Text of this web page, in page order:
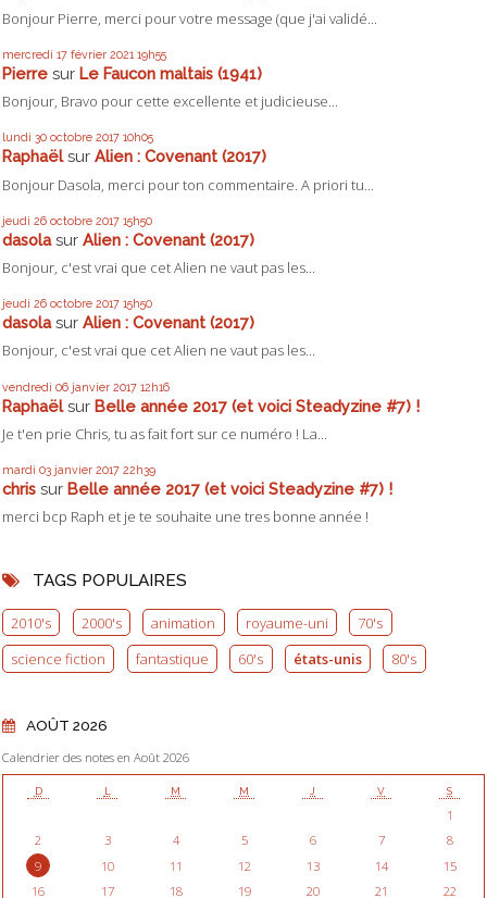
Bonjour Pierre, merci pour votre message (que j'ai validé...
mercredi 17 février 2021 19h55
Pierre sur Le Faucon maltais (1941)
Bonjour, Bravo pour cette excellente et judicieuse...
lundi 30 octobre 2017 10h05
Raphaëlsur Alien : Covenant (2017)
Bonjour Dasola, merci pour ton commentaire. A priori tu...
jeudi 26 octobre 2017 15h50
dasolasur Alien : Covenant (2017)
Bonjour, c'est vrai que cet Alien ne vaut pas les...
jeudi 26 octobre 2017 15h50
dasolasur Alien : Covenant (2017)
Bonjour, c'est vrai que cet Alien ne vaut pas les...
vendredi 06 janvier 2017 12h16
Raphaëlsur Belle année 2017 (et voici Steadyzine #7) !
Je t'en prie Chris, tu as fait fort sur ce numéro ! La...
mardi 03 janvier 2017 22h39
chris sur Belle année 2017 (et voici Steadyzine #7) !
merci bcp Raph et je te souhaite une tres bonne année !
TAGS POPULAIRES
2010's 2000's animation royaume-uni
70's
science fiction
fantastique 60's états-unis 80's
AOÛT 2026
Calendrier des notes en Août 2026
D L M M J V S
1
2
3 4 5 6 7
8
9
10 11 12 13 14
15
16
17 18 19 20 21
22